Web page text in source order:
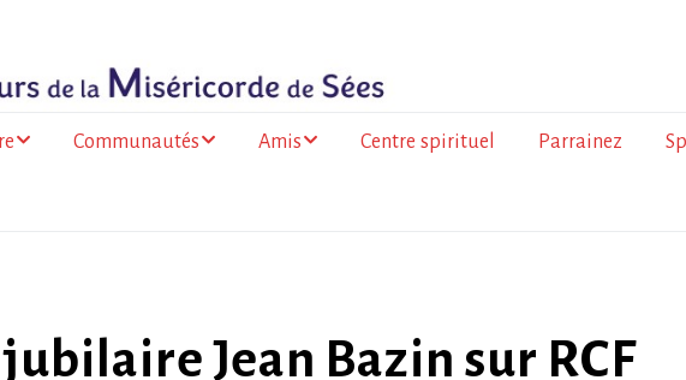
Communautés
Au Togo
Amis Centre spirituel Parrainez
jubilaire Jean Bazin sur RCF